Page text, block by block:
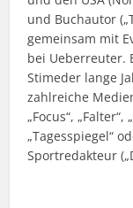
und Buchautor
gemeinsam mit
bei Ueberreuter.
Stimeder lange
zahlreiche
„Focus“, „Falter“,
„Tagesspiegel“
Sportredakteur